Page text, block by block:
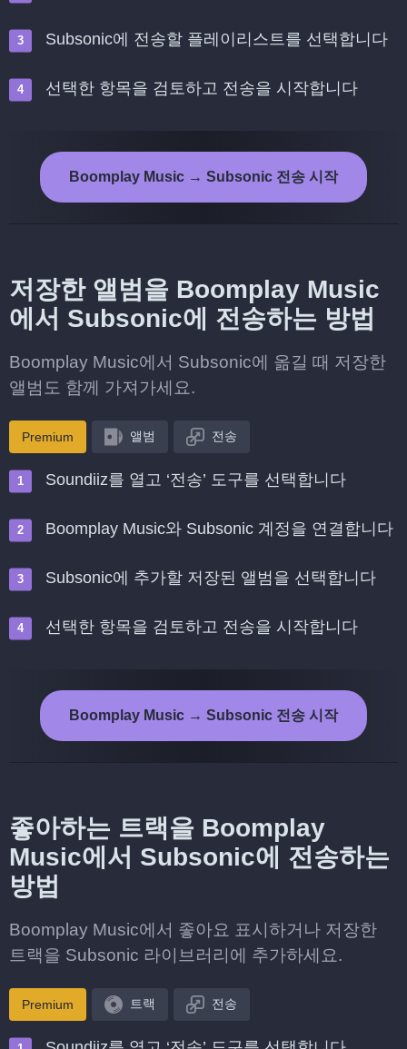
Subsonic에 전송할 플레이리스트를 선택합니다
선택한 항목을 검토하고 전송을 시작합니다
Boomplay Music → Subsonic 전송 시작
저장한 앨범을 Boomplay Music
에서 Subsonic에 전송하는 방법
Boomplay Music에서 Subsonic에 옮길 때 저장한
앨범도 함께 가져가세요.
Premium 앨범 전송
Soundiiz를 열고 ‘전송’ 도구를 선택합니다
Boomplay Music와 Subsonic 계정을 연결합니다
Subsonic에 추가할 저장된 앨범을 선택합니다
선택한 항목을 검토하고 전송을 시작합니다
Boomplay Music → Subsonic 전송 시작
좋아하는 트랙을 Boomplay
Music에서 Subsonic에 전송하는
방법
Boomplay Music에서 좋아요 표시하거나 저장한
트랙을 Subsonic 라이브러리에 추가하세요.
Premium 트랙 전송